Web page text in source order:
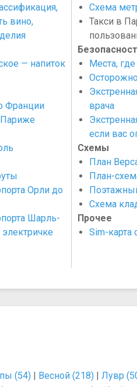
вино,
— напиток
Франции
Орли до
Шарль-
Схема
Такси в
Места,
врача
если вас
Схемы
План
План-
Схема
Прочее
Sim-карта
(54) | Весной (218) | Лувр